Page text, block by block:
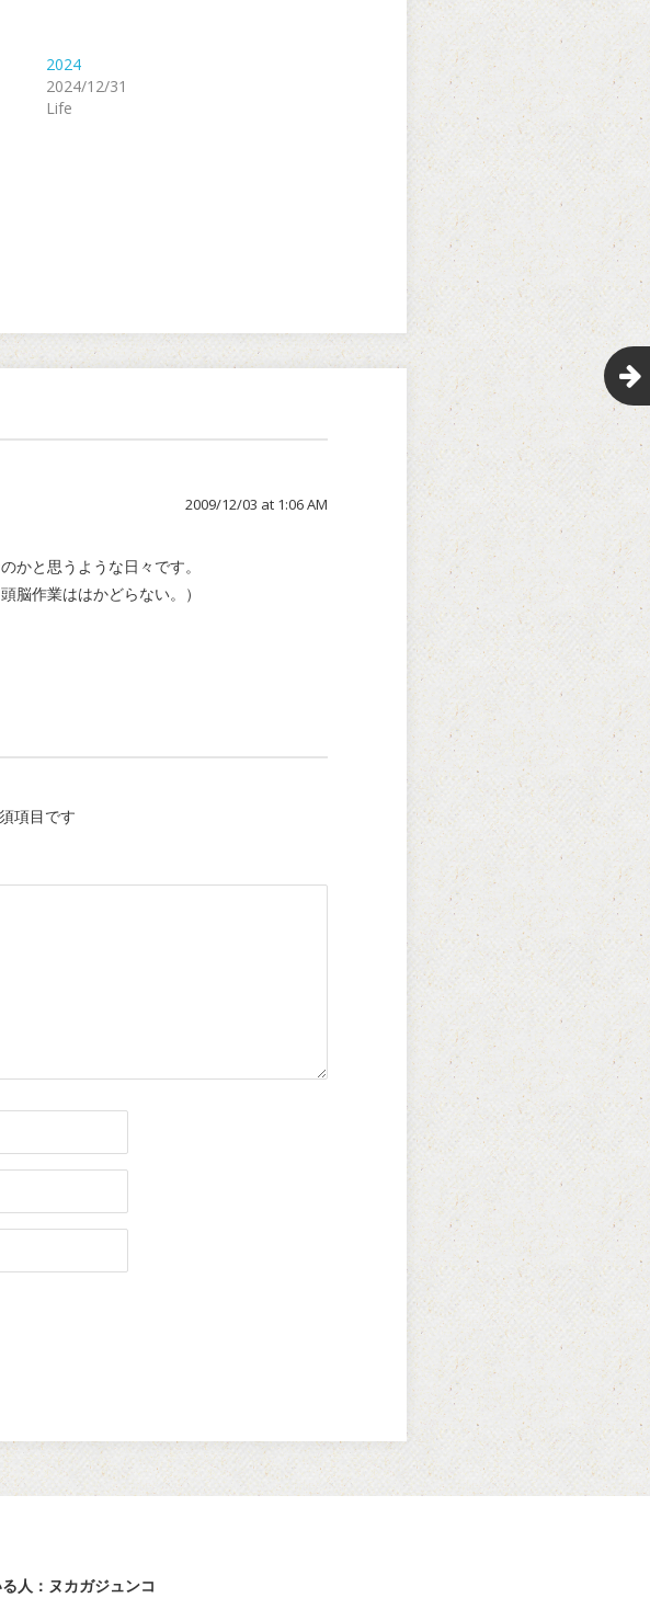
2024
2024/12/31
Life
2009/12/03 at 1:06 AM
かと思うような日々です。
脳作業ははかどらない。）
項目です
人：ヌカガジュンコ